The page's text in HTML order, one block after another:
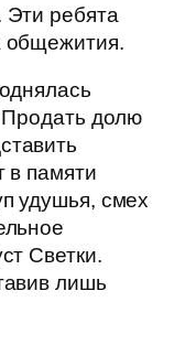
Эти ребята
общежития.
Продать долю
в памяти
удушья, смех
Светки.
лишь